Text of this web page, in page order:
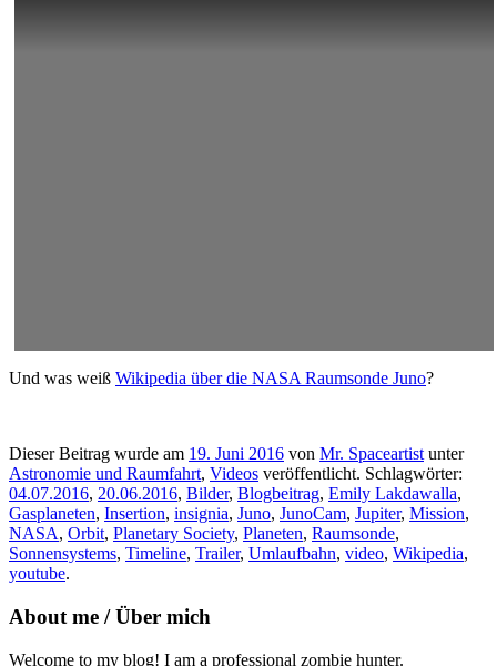
Und was weiß Wikipedia über die NASA Raumsonde Juno?
Dieser Beitrag wurde am 19. Juni 2016 von Mr. Spaceartist unter
Astronomie und Raumfahrt, Videos veröffentlicht. Schlagwörter:
04.07.2016, 20.06.2016, Bilder, Blogbeitrag, Emily Lakdawalla,
Gasplaneten, Insertion, insignia, Juno, JunoCam, Jupiter, Mission,
NASA, Orbit, Planetary Society, Planeten, Raumsonde,
Sonnensystems, Timeline, Trailer, Umlaufbahn, video, Wikipedia,
youtube.
About me / Über mich
Welcome to my blog! I am a professional zombie hunter.